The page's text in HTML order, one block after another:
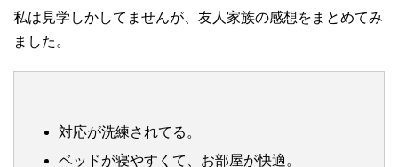
私は見学しかしてませんが、友人家族の感想をまとめてみ
ました。
対応が洗練されてる。
ベッドが寝やすくて、お部屋が快適。